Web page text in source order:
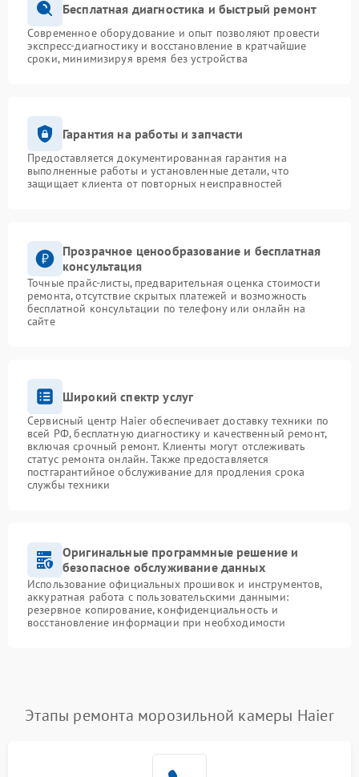
Бесплатная диагностика и быстрый ремонт
Современное оборудование и опыт позволяют провести
экспресс-диагностику и восстановление в кратчайшие
сроки, минимизируя время без устройства
Гарантия на работы и запчасти
Предоставляется документированная гарантия на
выполненные работы и установленные детали, что
защищает клиента от повторных неисправностей
Прозрачное ценообразование и бесплатная
консультация
Точные прайс-листы, предварительная оценка стоимости
ремонта, отсутствие скрытых платежей и возможность
бесплатной консультации по телефону или онлайн на
сайте
Широкий спектр услуг
Сервисный центр Haier обеспечивает доставку техники по
всей РФ, бесплатную диагностику и качественный ремонт,
включая срочный ремонт. Клиенты могут отслеживать
статус ремонта онлайн. Также предоставляется
постгарантийное обслуживание для продления срока
службы техники
Оригинальные программные решение и
безопасное обслуживание данных
Использование официальных прошивок и инструментов,
аккуратная работа с пользовательскими данными:
резервное копирование, конфиденциальность и
восстановление информации при необходимости
Этапы ремонта морозильной камеры Haier